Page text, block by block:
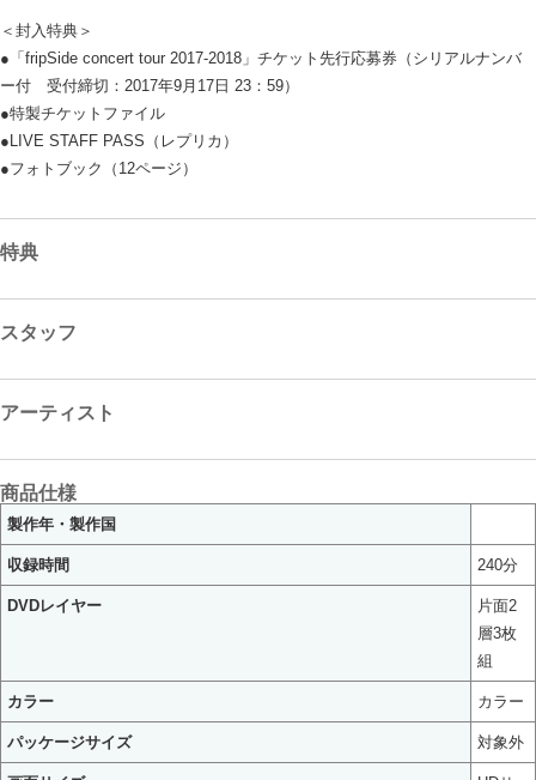
＜封入特典＞
●「fripSide concert tour 2017-2018」チケット先行応募券（シリアルナンバ
ー付 受付締切：2017年9月17日 23：59）
●特製チケットファイル
●LIVE STAFF PASS（レプリカ）
●フォトブック（12ページ）
特典
スタッフ
アーティスト
商品仕様
製作年・製作国
収録時間 240分
DVDレイヤー
片面2
層3枚
組
カラー カラー
パッケージサイズ 対象外